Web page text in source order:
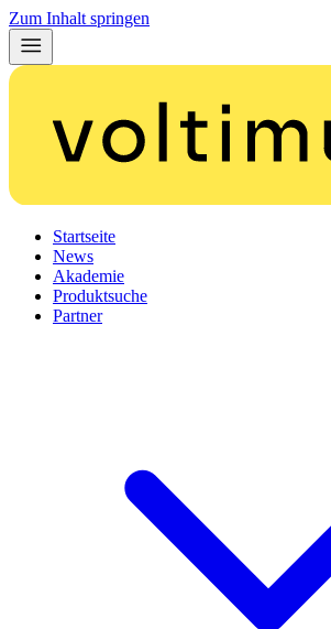
Zum Inhalt springen
Startseite
News
Akademie
Produktsuche
Partner